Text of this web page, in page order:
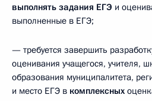
выполнять задания ЕГЭ и
выполненные в ЕГЭ;
— требуется завершить
оценивания учащегося, учителя,
образования муниципалитета,
и место ЕГЭ в комплексных